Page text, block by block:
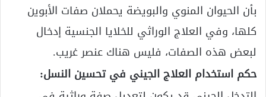
بأن الحيوان المنوي والبويضة يحملان صفات الأبوين
كلها، وفي العلاج الوراثي للخلايا الجنسية إدخال
لبعض هذه الصفات، فليس هناك عنصر غريب.
حكم استخدام العلاج الجيني في تحسين النسل: